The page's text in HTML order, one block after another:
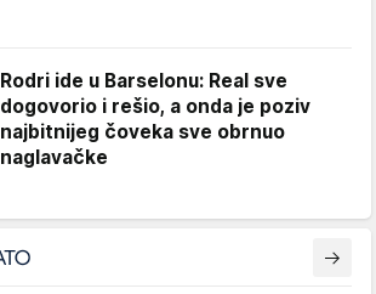
Rodri ide u Barselonu: Real sve
dogovorio i rešio, a onda je poziv
najbitnijeg čoveka sve obrnuo
naglavačke